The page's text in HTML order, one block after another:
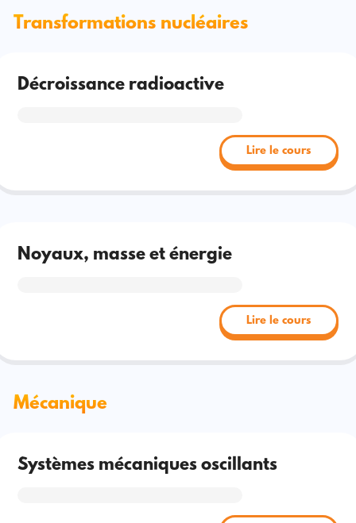
Transformations nucléaires
Décroissance radioactive
Lire le cours
Noyaux, masse et énergie
Lire le cours
Mécanique
Systèmes mécaniques oscillants